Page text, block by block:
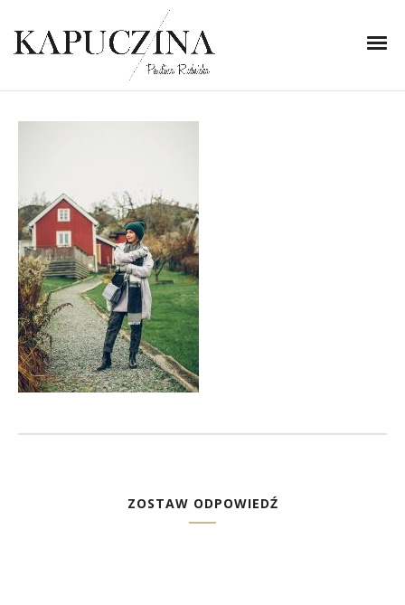
27 listopada 2018
IMG_2943
Written by
ZOSTAW ODPOWIEDŹ